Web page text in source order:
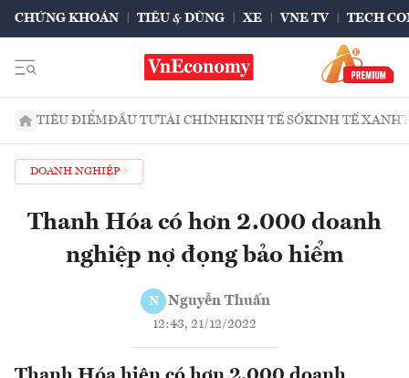
CHỨNG KHOÁN TIÊU & DÙNG XE VNE TV TECH
TIÊU ĐIỂMĐẦU TƯTÀI CHÍNHKINH TẾ SỐKINH TẾ XANH
DOANH NGHIỆP
Thanh Hóa có hơn 2.000 doanh
nghiệp nợ đọng bảo hiểm
N Nguyễn Thuấn
12:43, 21/12/2022